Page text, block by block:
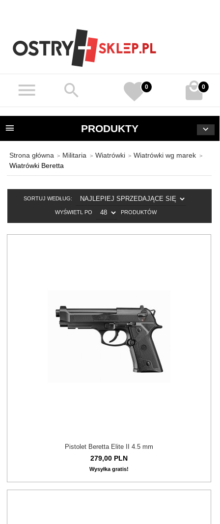
0
PRODUKTY
Strona główna Militaria Wiatrówki
Wiatrówki wg marek
Wiatrówki Beretta
SORTUJ WEDŁUG:
SORT
WYŚWIETL PO
POP
PRODUKTÓW
Pistolet Beretta Elite II 4.5 mm
279,00 PLN
Wysyłka gratis!